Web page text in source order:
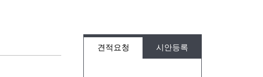
견적요청 시안등록